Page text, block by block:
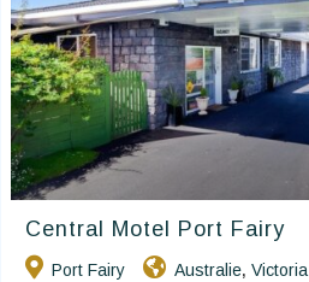
Central Motel Port Fairy
Port Fairy Australie, Victoria